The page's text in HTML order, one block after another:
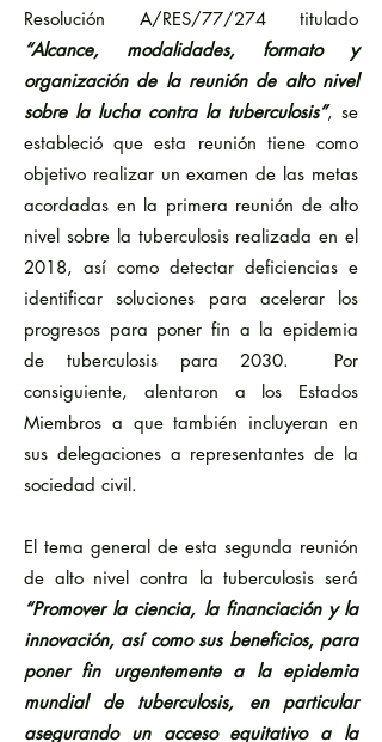
Resolución A/RES/77/274 titulado
“Alcance, modalidades, formato y
organización de la reunión de alto nivel
sobre la lucha contra la tuberculosis”, se
estableció que esta reunión tiene como
objetivo realizar un examen de las metas
acordadas en la primera reunión de alto
nivel sobre la tuberculosis realizada en el
2018, así como detectar deficiencias e
identificar soluciones para acelerar los
progresos para poner fin a la epidemia
de tuberculosis para 2030. Por
consiguiente, alentaron a los Estados
Miembros a que también incluyeran en
sus delegaciones a representantes de la
sociedad civil.
El tema general de esta segunda reunión
de alto nivel contra la tuberculosis será
“Promover la ciencia, la financiación y la
innovación, así como sus beneficios, para
poner fin urgentemente a la epidemia
mundial de tuberculosis, en particular
asegurando un acceso equitativo a la